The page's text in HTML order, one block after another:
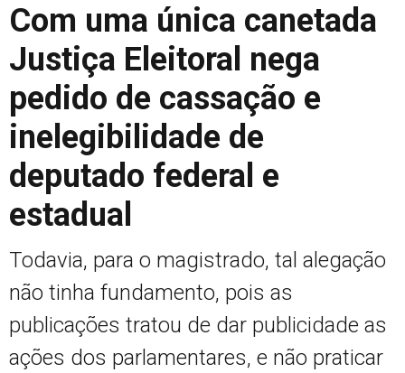
Com uma única canetada
Justiça Eleitoral nega
pedido de cassação e
inelegibilidade de
deputado federal e
estadual
Todavia, para o magistrado, tal alegação
não tinha fundamento, pois as
publicações tratou de dar publicidade as
ações dos parlamentares, e não praticar